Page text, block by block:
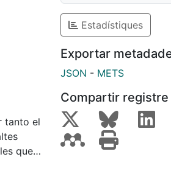
tanto el
que
Estadístiques
Exportar
JSON - METS
Compartir registre